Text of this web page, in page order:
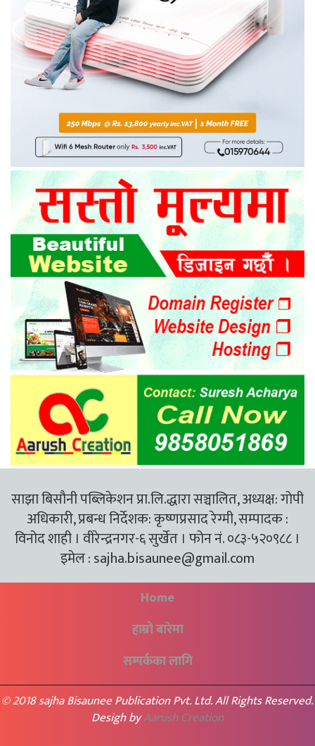
साझा बिसौनी पब्लिकेशन प्रा.लि.द्धारा सञ्चालित, अध्यक्ष: गोपी
अधिकारी, प्रबन्ध निर्देशक: कृष्णप्रसाद रेग्मी, सम्पादक :
विनोद शाही । वीरेन्द्रनगर-६ सुर्खेत । फोन नं. ०८३-५२०९८८ ।
इमेल :sajha.bisaunee@gmail.com
Home
हाम्रो बारेमा
सम्पर्कका लागि
© 2018 sajha Bisaunee Publication Pvt. Ltd. All Rights Reserved.
Desigh byAarush Creation